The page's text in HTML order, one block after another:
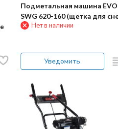
Подметальная машина
SWG 620-160 (щетка для
Нет в наличии
Уведомить